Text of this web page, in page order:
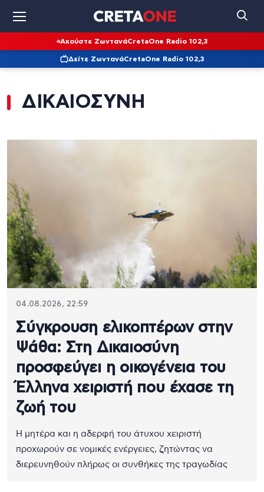
Ακούστε ΖωντανάCretaOne Radio 102,3
Δείτε ΖωντανάCretaOne Radio 102,3
ΔΙΚΑΙΟΣΥΝΗ
04.08.2026, 22:59
Σύγκρουση ελικοπτέρων στην
Ψάθα: Στη Δικαιοσύνη
προσφεύγει η οικογένεια του
Έλληνα χειριστή που έχασε τη
ζωή του
Η μητέρα και η αδερφή του άτυχου χειριστή
προχωρούν σε νομικές ενέργειες, ζητώντας να
διερευνηθούν πλήρως οι συνθήκες της τραγωδίας